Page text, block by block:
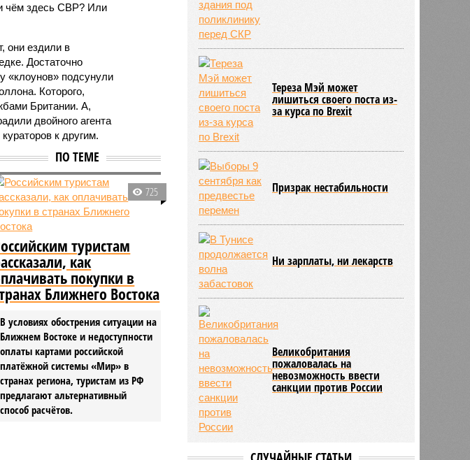
чём здесь СВР? Или
они ездили в
Достаточно
«клоунов» подсунули
Которого,
Британии. А,
двойного агента
к другим.
ПО ТЕМЕ
725
туристам
как
покупки в
Ближнего Востока
В условиях обострения ситуации на
Ближнем Востоке и недоступности
оплаты картами российской
платёжной системы «Мир» в
странах региона, туристам из РФ
предлагают альтернативный
способ расчётов.
Тереза Мэй может
лишиться своего поста из-
за курса по Brexit
Призрак нестабильности
Ни зарплаты, ни лекарств
Великобритания
пожаловалась на
невозможность ввести
санкции против России